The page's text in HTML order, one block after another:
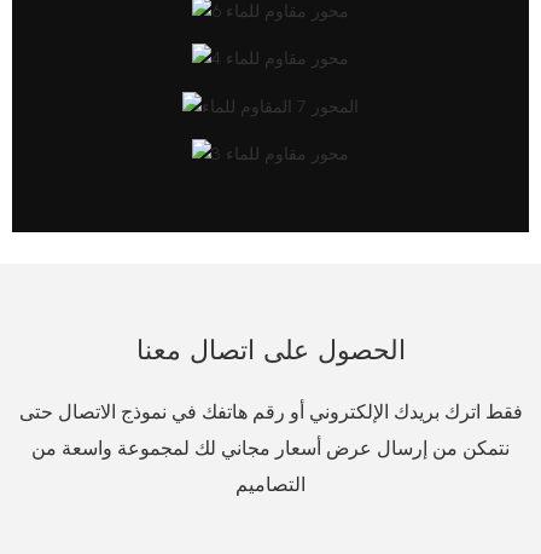
الحصول على اتصال معنا
فقط اترك بريدك الإلكتروني أو رقم هاتفك في نموذج الاتصال حتى
نتمكن من إرسال عرض أسعار مجاني لك لمجموعة واسعة من
التصاميم